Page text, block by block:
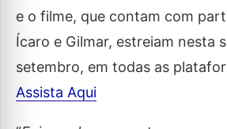
e o filme, que contam com
Ícaro e Gilmar, estreiam nesta
setembro, em todas as
Assista Aqui